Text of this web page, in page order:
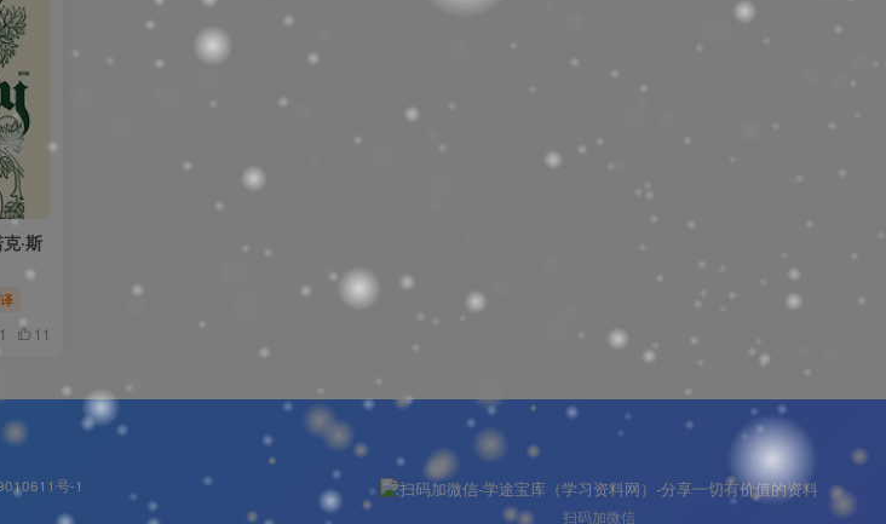
·斯
11
号-1
扫码加微信